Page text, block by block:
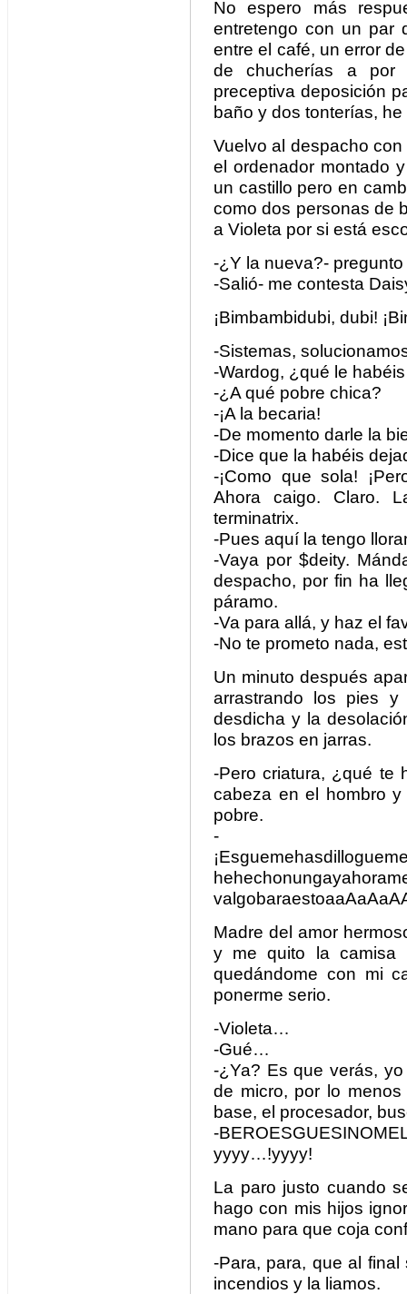
No espero más
entretengo con un par
entre el café, un error
de chucherías a por
preceptiva deposición
baño y dos tonterías,
Vuelvo al despacho
el ordenador montado
un castillo pero en
como dos personas de
a Violeta por si está
-¿Y la nueva?- pregunto
-Salió- me contesta
¡Bimbambidubi, dubi!
-Sistemas,
-Wardog, ¿qué le
-¿A qué pobre chica?
-¡A la becaria!
-De momento darle la
-Dice que la habéis
-¡Como que sola!
Ahora caigo. Claro.
terminatrix.
-Pues aquí la tengo
-Vaya por $deity.
despacho, por fin ha
páramo.
-Va para allá, y haz el
-No te prometo nada,
Un minuto después
arrastrando los pies
desdicha y la
los brazos en jarras.
-Pero criatura, ¿qué te
cabeza en el hombro y
pobre.
-
Madre del amor
y me quito la camisa
quedándome con mi
ponerme serio.
-Violeta…
-Gué…
-¿Ya? Es que verás,
de micro, por lo
base, el procesador,
-
yyyy…!yyyy!
La paro justo cuando
hago con mis hijos
mano para que coja
-Para, para, que al
incendios y la liamos.